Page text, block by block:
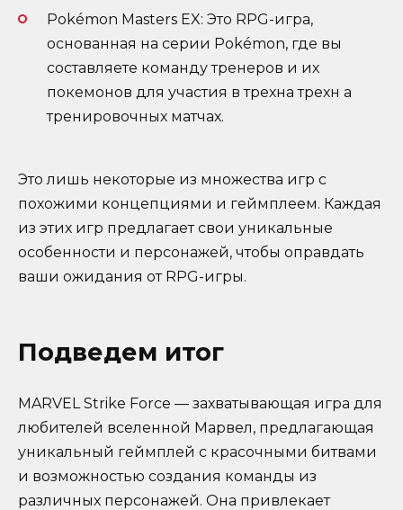
Pokémon Masters EX: Это RPG-игра,
основанная на серии Pokémon, где вы
составляете команду тренеров и их
покемонов для участия в трехна трехн а
тренировочных матчах.
Это лишь некоторые из множества игр с
похожими концепциями и геймплеем. Каждая
из этих игр предлагает свои уникальные
особенности и персонажей, чтобы оправдать
ваши ожидания от RPG-игры.
Подведем итог
MARVEL Strike Force — захватывающая игра для
любителей вселенной Марвел, предлагающая
уникальный геймплей с красочными битвами
и возможностью создания команды из
различных персонажей. Она привлекает